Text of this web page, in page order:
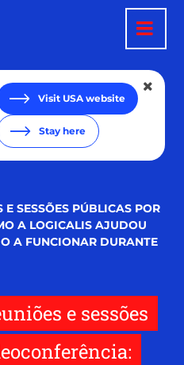
Visit USA website
Stay here
SESSÕES PÚBLICAS POR
A LOGICALIS AJUDOU
A FUNCIONAR DURANTE
e sessões